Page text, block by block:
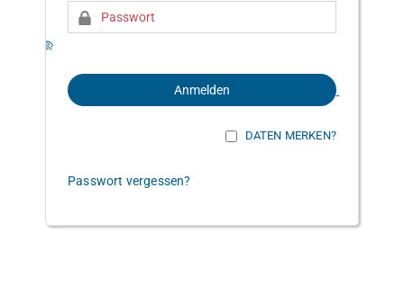
DATEN MERKEN?
Passwort vergessen?